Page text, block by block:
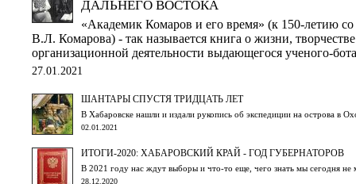
ДАЛЬНЕГО ВОСТОКА
«Академик Комаров и его время» (к 150-летию
В.Л. Комарова) - так называется книга о жизни,
организационной деятельности выдающегося ученого-
27.01.2021
ШАНТАРЫ СПУСТЯ ТРИДЦАТЬ ЛЕТ
В Хабаровске нашли и издали рукопись об экспедиции на острова в
02.01.2021
ИТОГИ-2020: ХАБАРОВСКИЙ КРАЙ - ГОД ГУБЕРНАТОРОВ
В 2021 году нас ждут выборы и что-то еще, чего знать мы сегодня не
28.12.2020